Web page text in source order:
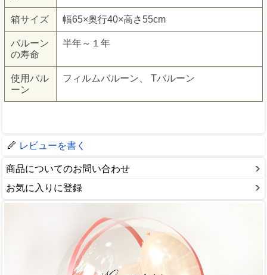
箱サイズ 幅65×奥行40×高さ55cm
バルーン
の寿命
半年～１年
使用バル
ーン
フィルムバルーン、 Tバルーン
レビューを書く
商品についてのお問い合わせ
お気に入りに登録